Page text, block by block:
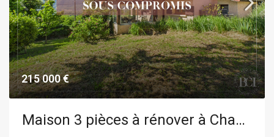
215 000 €
Maison 3 pièces à rénover à Champ Près Froges